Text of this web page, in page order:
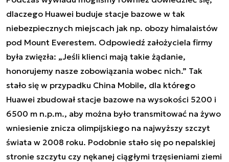
dlaczego Huawei buduje stacje bazowe w tak
niebezpiecznych miejscach jak np. obozy himalaistów
pod Mount Everestem. Odpowiedź założyciela firmy
była zwięzła: „Jeśli klienci mają takie żądanie,
honorujemy nasze zobowiązania wobec nich.” Tak
stało się w przypadku China Mobile, dla którego
Huawei zbudował stacje bazowe na wysokości 5200 i
6500 m n.p.m., aby można było transmitować na żywo
wniesienie znicza olimpijskiego na najwyższy szczyt
świata w 2008 roku. Podobnie stało się po nepalskiej
stronie szczytu czy nękanej ciągłymi trzęsieniami ziemi